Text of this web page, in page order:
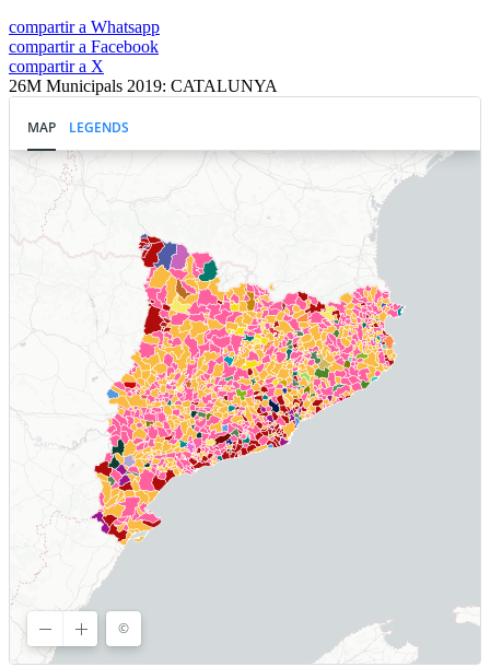
compartir a Whatsapp
compartir a Facebook
compartir a X
26M Municipals 2019: CATALUNYA